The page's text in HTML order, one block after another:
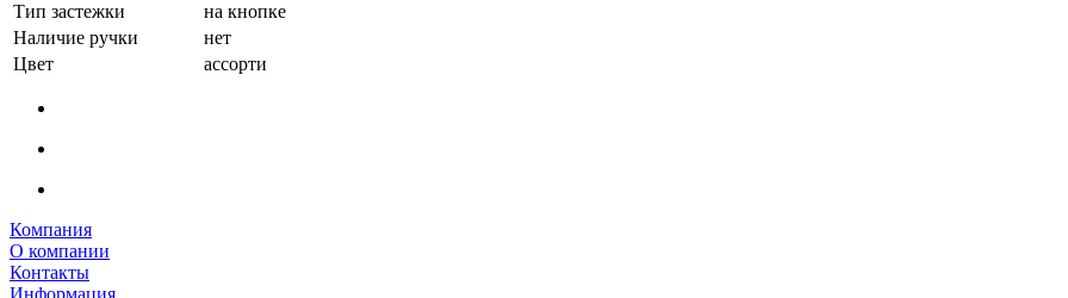
Тип застежки
на кнопке
Наличие ручки
нет
Цвет
ассорти
Компания
О компании
Контакты